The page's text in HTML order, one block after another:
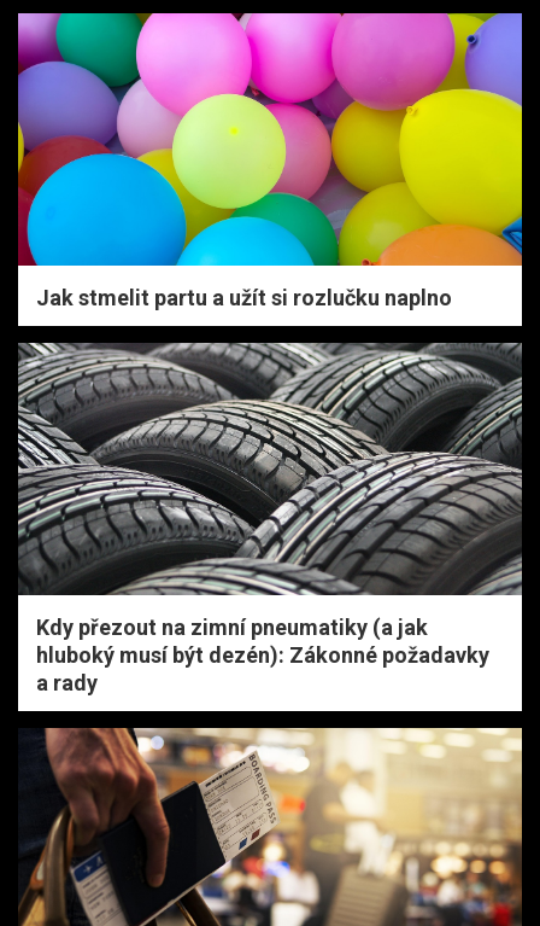
Jak stmelit partu a užít si rozlučku naplno
Kdy přezout na zimní pneumatiky (a jak
hluboký musí být dezén): Zákonné požadavky
a rady